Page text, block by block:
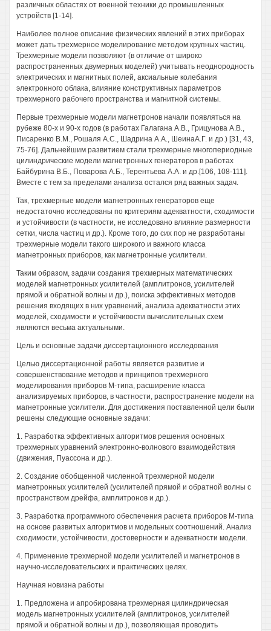
различных областях от военной техники до промышленных
устройств [1-14].
Наиболее полное описание физических явлений в этих приборах
может дать трехмерное моделирование методом крупных частиц.
Трехмерные модели позволяют (в отличие от широко
распространенных двумерных моделей) учитывать неоднородность
электрических и магнитных полей, аксиальные колебания
электронного облака, влияние конструктивных параметров
трехмерного рабочего пространства и магнитной системы.
Первые трехмерные модели магнетронов начали появляться на
рубеже 80-х и 90-х годов (в работах Галагана А.В., Грицунова А.В.,
Писаренко В.М., Рошаля А.С., Шадрина А.А., ШеинаА.Г. и др.) [31, 43,
75-76]. Дальнейшим развитием стали трехмерные многопериодные
цилиндрические модели магнетронных генераторов в работах
Байбурина В.Б., Поварова А.Б., Терентьева А.А. и др.[106, 108-111].
Вместе с тем за пределами анализа остался ряд важных задач.
Так, трехмерные модели магнетронных генераторов еще
недостаточно исследованы по критериям адекватности, сходимости
и устойчивости (в частности, не исследовано влияние размерности
сетки, числа частиц и др.). Кроме того, до сих пор не разработаны
трехмерные модели такого широкого и важного класса
магнетронных приборов, как магнетронные усилители.
Таким образом, задачи создания трехмерных математических
моделей магнетронных усилителей (амплитронов, усилителей
прямой и обратной волны и др.), поиска эффективных методов
решения входящих в них уравнений, анализа адекватности этих
моделей, сходимости и устойчивости вычислительных схем
являются весьма актуальными.
Цель и основные задачи диссертационного исследования
Целью диссертационной работы является развитие и
совершенствование методов и принципов трехмерного
моделирования приборов М-типа, расширение класса
анализируемых приборов, в частности, распространение модели на
магнетронные усилители. Для достижения поставленной цели были
решены следующие основные задачи:
1. Разработка эффективных алгоритмов решения основных
трехмерных уравнений электронно-волнового взаимодействия
(движения, Пуассона и др.).
2. Создание обобщенной численной трехмерной модели
магнетронных усилителей (усилителей прямой и обратной волны с
пространством дрейфа, амплитронов и др.).
3. Разработка программного обеспечения расчета приборов М-типа
на основе развитых алгоритмов и модельных соотношений. Анализ
сходимости, устойчивости, достоверности и адекватности модели.
4. Применение трехмерной модели усилителей и магнетронов в
научно-исследовательских и практических целях.
Научная новизна работы
1. Предложена и апробирована трехмерная цилиндрическая
модель магнетронных усилителей (амплитронов, усилителей
прямой и обратной волны и др.), позволяющая проводить